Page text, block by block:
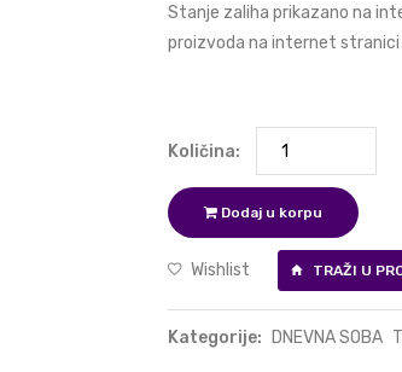
Stanje zaliha prikazano na
proizvoda na internet stranici
Količina:
Dodaj u korpu
Wishlist TRAŽI U
Kategorije: DNEVNA SOBA